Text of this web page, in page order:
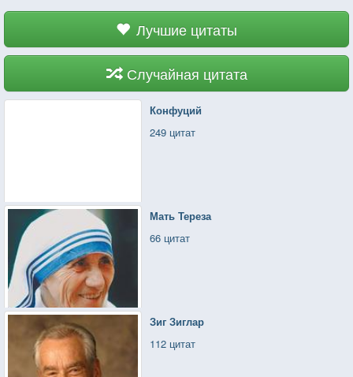
Лучшие цитаты
Случайная цитата
Конфуций
249 цитат
Мать Тереза
66 цитат
Зиг Зиглар
112 цитат